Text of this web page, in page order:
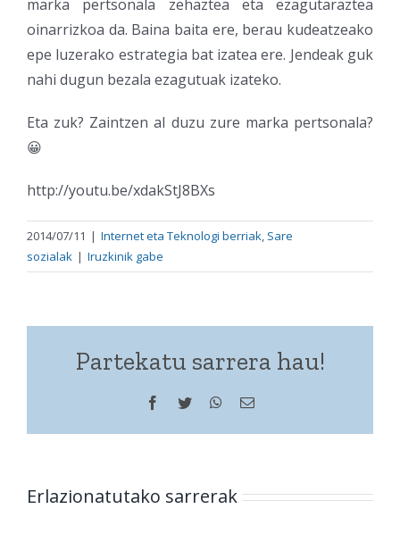
marka pertsonala zehaztea eta ezagutaraztea
oinarrizkoa da. Baina baita ere, berau kudeatzeako
epe luzerako estrategia bat izatea ere. Jendeak guk
nahi dugun bezala ezagutuak izateko.
Eta zuk? Zaintzen al duzu zure marka pertsonala?
😀
http://youtu.be/xdakStJ8BXs
2014/07/11 | Internet eta Teknologi berriak, Sare
sozialak | Iruzkinik gabe
Partekatu sarrera hau!
Facebook
Twitter WhatsApp
Helbide
Erlazionatutako sarrerak